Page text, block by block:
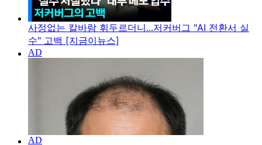
사정없는 칼바람 휘두르더니...저커버그 "AI 전환서 실
수" 고백 [지금이뉴스]